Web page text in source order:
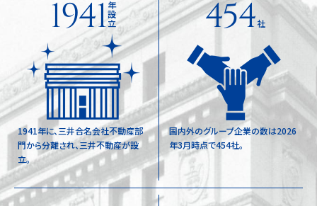
1941年
設
立
1941年に、三井合名会社不動産部
門から分離され、三井不動産が設
立。
454社
国内外のグループ企業の数は2026
年3月時点で454社。